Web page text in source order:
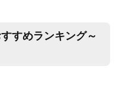
すめランキング～